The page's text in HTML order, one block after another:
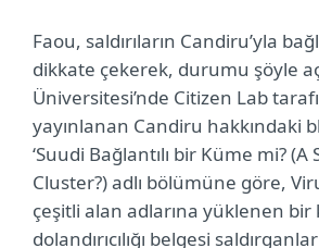
Faou, saldırıların Candiru’yla
dikkate çekerek, durumu şöyle
Üniversitesi’nde Citizen Lab
yayınlanan Candiru hakkındaki
‘Suudi Bağlantılı bir Küme mi? (A
Cluster?) adlı bölümüne göre,
çeşitli alan adlarına yüklenen bir
dolandırıcılığı belgesi